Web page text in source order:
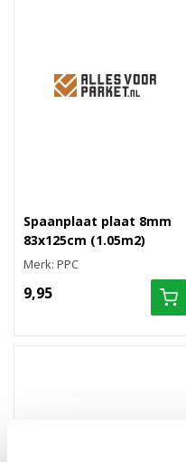
Spaanplaat plaat 8mm
83x125cm (1.05m2)
Merk: PPC
9,95